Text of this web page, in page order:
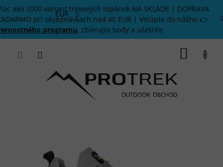
Prejsť
na
obsah
ako 1000 variant trekových topánok NA SKLADE | DOPRAVA
pri objednávkach nad 40 EUR | Vstúpte do nášho 👉
programu, zbierajte body a ušetrite.
EUR